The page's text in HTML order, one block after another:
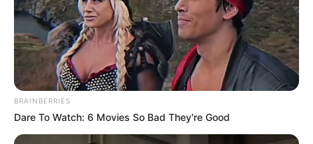
majd valódi nyugdíjpolitikai reform?
Az időseknek nem csupán egyszeri gesztusokra
van szükségük, hanem kiszámítható biztonságra. A
nyugdíjas SZÉP-kártya ebben fontos segítség
lehet, de csak akkor, ha a döntéshozók nem tekintik
lezártnak vele a nyugdíjkérdést. Mert a probléma
BRAINBERRIES
Dare To Watch: 6 Movies So Bad They're Good